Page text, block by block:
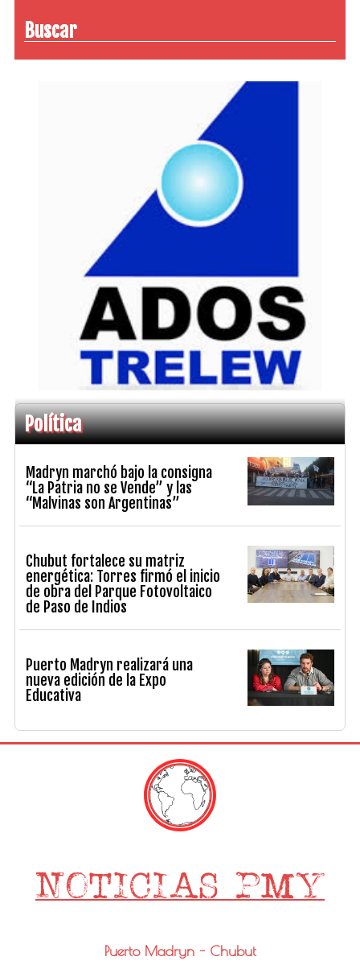
Buscar
Política
Madryn marchó bajo la consigna
“La Patria no se Vende” y las
“Malvinas son Argentinas”
Chubut fortalece su matriz
energética: Torres firmó el inicio
de obra del Parque Fotovoltaico
de Paso de Indios
Puerto Madryn realizará una
nueva edición de la Expo
Educativa
Puerto Madryn - Chubut